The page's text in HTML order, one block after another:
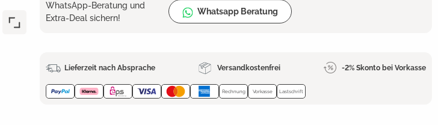
WhatsApp-Beratung und
Extra-Deal sichern!
Whatsapp Beratung
Lieferzeit nach Absprache Versandkostenfrei -2% Skonto bei Vorkasse
Rechnung Vorkasse Lastschrift